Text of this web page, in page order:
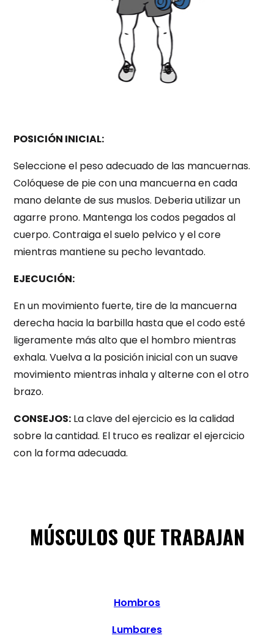
POSICIÓN INICIAL:
Seleccione el peso adecuado de las mancuernas.
Colóquese de pie con una mancuerna en cada
mano delante de sus muslos. Deberia utilizar un
agarre prono. Mantenga los codos pegados al
cuerpo. Contraiga el suelo pelvico y el core
mientras mantiene su pecho levantado.
EJECUCIÓN:
En un movimiento fuerte, tire de la mancuerna
derecha hacia la barbilla hasta que el codo esté
ligeramente más alto que el hombro mientras
exhala. Vuelva a la posición inicial con un suave
movimiento mientras inhala y alterne con el otro
brazo.
CONSEJOS: La clave del ejercicio es la calidad
sobre la cantidad. El truco es realizar el ejercicio
con la forma adecuada.
MÚSCULOS QUE TRABAJAN
Hombros
Lumbares